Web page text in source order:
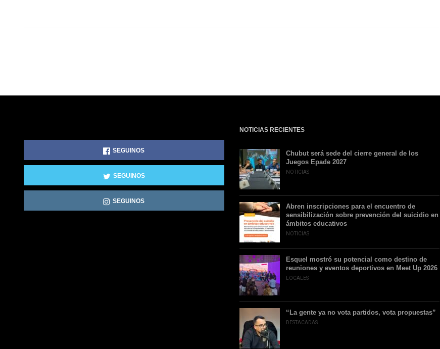
SEGUINOS
SEGUINOS
SEGUINOS
NOTICIAS RECIENTES
Chubut será sede del cierre general de los
Juegos Epade 2027
NOTICIAS
Abren inscripciones para el encuentro de
sensibilización sobre prevención del suicidio en
ámbitos educativos
NOTICIAS
Esquel mostró su potencial como destino de
reuniones y eventos deportivos en Meet Up 2026
LOCALES
“La gente ya no vota partidos, vota propuestas”
DESTACADAS